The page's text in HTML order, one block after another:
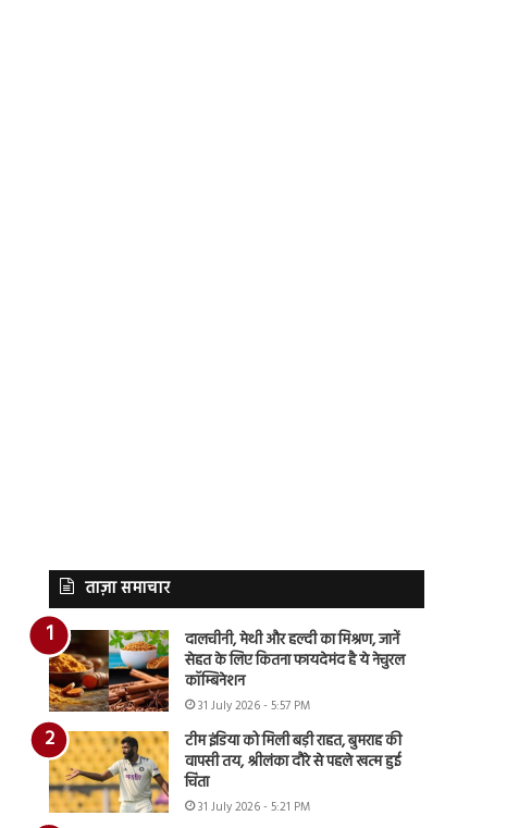
ताज़ा समाचार
दालचीनी, मेथी और हल्दी का मिश्रण, जानें
सेहत के लिए कितना फायदेमंद है ये नेचुरल
कॉम्बिनेशन
31 July 2026 - 5:57 PM
टीम इंडिया को मिली बड़ी राहत, बुमराह की
वापसी तय, श्रीलंका दौरे से पहले खत्म हुई
चिंता
31 July 2026 - 5:21 PM